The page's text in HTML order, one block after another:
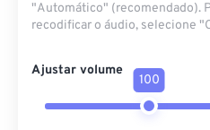
"Automático" (recomendado).
recodificar o áudio, selecione
Ajustar volume
100